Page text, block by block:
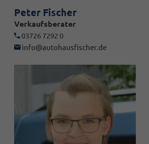
Peter Fischer
Verkaufsberater
03726 7292 0
info@autohausfischer.de